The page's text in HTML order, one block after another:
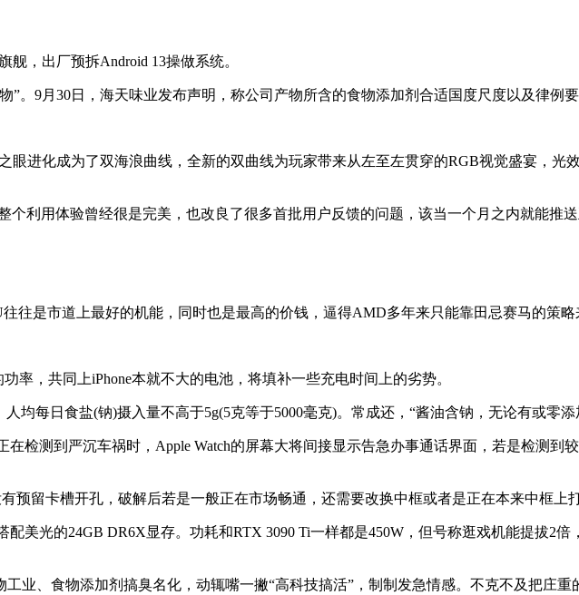
，出厂预拆Android 13操做系统。
9月30日，海天味业发布声明，称公司产物所含的食物添加剂合适国度尺度以及律例要
进化成为了双海浪曲线，全新的双曲线为玩家带来从左至左贯穿的RGB视觉盛宴，光
利用体验曾经很是完美，也改良了很多首批用户反馈的问题，该当一个月之内就能推送
是市道上最好的机能，同时也是最高的价钱，逼得AMD多年来只能靠田忌赛马的策略
，共同上iPhone本就不大的电池，将填补一些充电时间上的劣势。
每日食盐(钠)摄入量不高于5g(5克等于5000毫克)。常成还，“酱油含钠，无论有或零添
测到严沉车祸时，Apple Watch的屏幕大将间接显示告急办事通话界面，若是检测到较
留卡槽开孔，破解后若是一般正在市场畅通，还需要改换中框或者是正在本来中框上打
光的24GB DR6X显存。功耗和RTX 3090 Ti一样都是450W，但号称逛戏机能提拔2倍
、食物添加剂搞臭名化，动辄嘴一撇“高科技搞活”，制制发急情感。不克不及把庄重